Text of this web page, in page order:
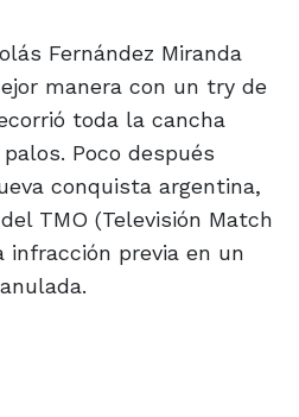
Fernández Miranda
manera con un try de
toda la cancha
Poco después
conquista argentina,
TMO (Televisión Match
previa en un